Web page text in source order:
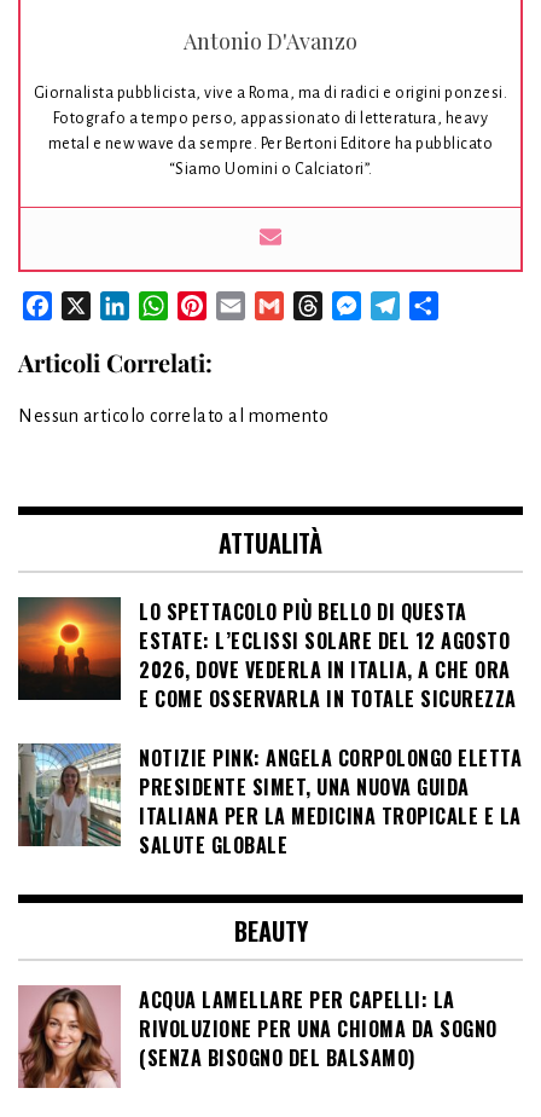
Antonio D'Avanzo
Giornalista pubblicista, vive a Roma, ma di radici e origini ponzesi.
Fotografo a tempo perso, appassionato di letteratura, heavy
metal e new wave da sempre. Per Bertoni Editore ha pubblicato
“Siamo Uomini o Calciatori”.
Facebook LinkedInWhatsAppPinterest
Email Gmail ThreadsMessenger
Telegram
Articoli Correlati:
Nessun articolo correlato al momento
ATTUALITÀ
LO SPETTACOLO PIÙ BELLO DI QUESTA
ESTATE: L’ECLISSI SOLARE DEL 12 AGOSTO
2026, DOVE VEDERLA IN ITALIA, A CHE ORA
E COME OSSERVARLA IN TOTALE SICUREZZA
NOTIZIE PINK: ANGELA CORPOLONGO ELETTA
PRESIDENTE SIMET, UNA NUOVA GUIDA
ITALIANA PER LA MEDICINA TROPICALE E LA
SALUTE GLOBALE
BEAUTY
ACQUA LAMELLARE PER CAPELLI: LA
RIVOLUZIONE PER UNA CHIOMA DA SOGNO
(SENZA BISOGNO DEL BALSAMO)